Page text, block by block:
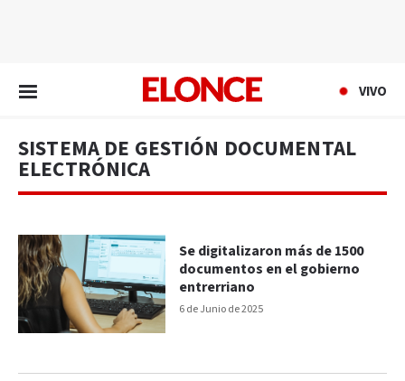
VIVO
SISTEMA DE GESTIÓN DOCUMENTAL
ELECTRÓNICA
6 de Junio de 2025
Se digitalizaron más de 1500
documentos en el gobierno
entrerriano